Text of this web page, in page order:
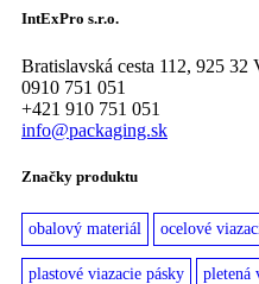
IntExPro s.r.o.
Bratislavská cesta 112, 925 32
0910 751 051
+421 910 751 051
info@packaging.sk
Značky produktu
obalový materiál ocelové
plastové viazacie pásky pletená